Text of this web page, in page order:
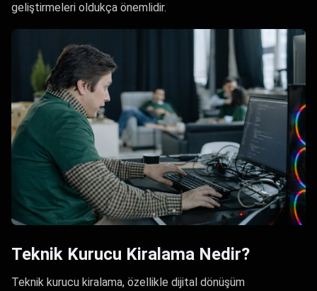
geliştirmeleri oldukça önemlidir.
Teknik Kurucu Kiralama Nedir?
Teknik kurucu kiralama, özellikle dijital dönüşüm